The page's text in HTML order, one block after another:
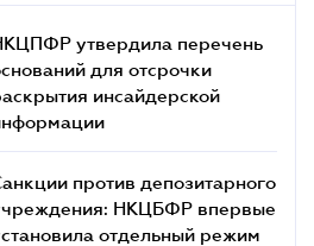
утвердила перечень
для отсрочки
инсайдерской
против депозитарного
НКЦБФР впервые
отдельный режим